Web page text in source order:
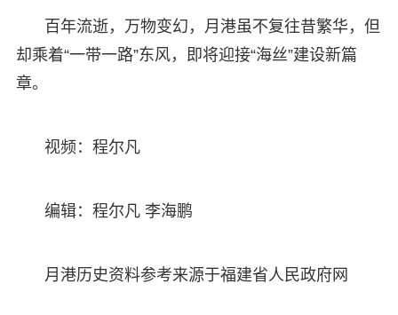
百年流逝，万物变幻，月港虽不复往昔繁华，但
却乘着“一带一路”东风，即将迎接“海丝”建设新篇
章。
视频：程尔凡
编辑：程尔凡 李海鹏
月港历史资料参考来源于福建省人民政府网